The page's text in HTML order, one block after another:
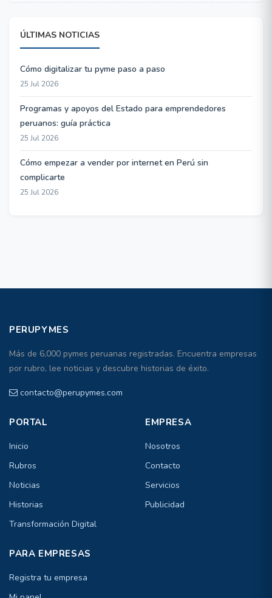
ÚLTIMAS NOTICIAS
Cómo digitalizar tu pyme paso a paso
25 Jul 2026
Programas y apoyos del Estado para emprendedores
peruanos: guía práctica
25 Jul 2026
Cómo empezar a vender por internet en Perú sin
complicarte
25 Jul 2026
PERUPYMES
Más de 6,000 pymes peruanas registradas. Encuentra empresas
por rubro, lee noticias y descubre historias de éxito.
contacto@perupymes.com
PORTAL
Inicio
Rubros
Noticias
Historias
Transformación Digital
EMPRESA
Nosotros
Contacto
Servicios
Publicidad
PARA EMPRESAS
Registra tu empresa